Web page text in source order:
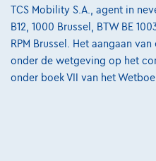
NIEUWE PRIJS
TCS Mobility S.A., agent in
B12, 1000 Brussel, BTW BE
RPM Brussel. Het aangaan
onder de wetgeving op het
onder boek VII van het